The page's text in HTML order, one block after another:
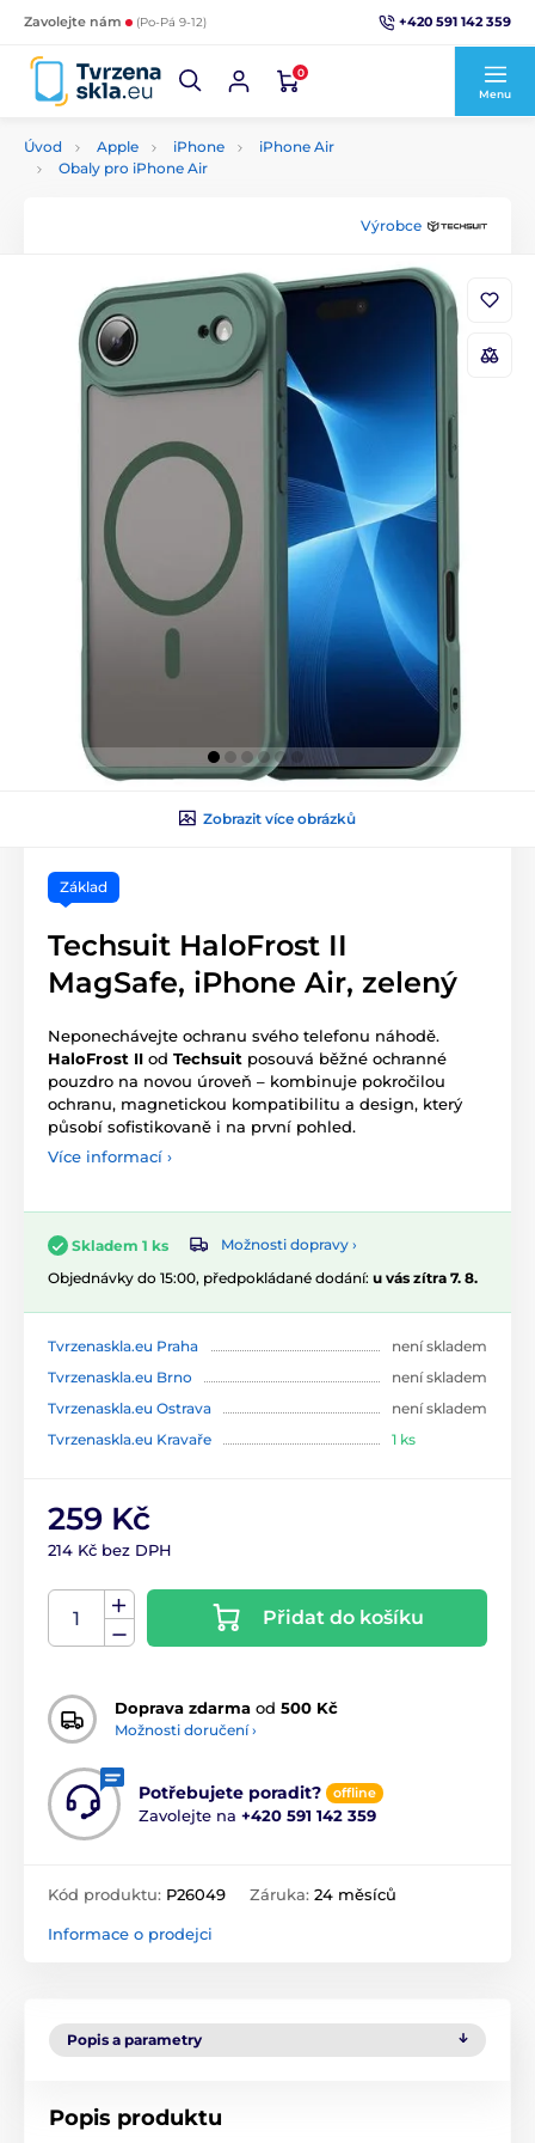
Zavolejte nám (Po-Pá 9-12) +420 591 142 359
0
Menu
Úvod Apple iPhone
iPhone Air
Obaly pro iPhone Air
Výrobce
Zobrazit více obrázků
Základ
Techsuit HaloFrost II
MagSafe, iPhone Air, zelený
Neponechávejte ochranu svého telefonu náhodě.
HaloFrost II od Techsuit posouvá běžné ochranné
pouzdro na novou úroveň – kombinuje pokročilou
ochranu, magnetickou kompatibilitu a design, který
působí sofistikovaně i na první pohled.
Více informací ›
Skladem 1 ks
Možnosti dopravy ›
Objednávky do 15:00, předpokládané dodání: u vás zítra 7. 8.
Tvrzenaskla.eu Praha
není skladem
Tvrzenaskla.eu Brno
není skladem
Tvrzenaskla.eu Ostrava
není skladem
Tvrzenaskla.eu Kravaře
1 ks
259 Kč
214 Kč bez DPH
Přidat do košíku
Doprava zdarma od 500 Kč
Možnosti doručení ›
Potřebujete poradit? offline
Zavolejte na +420 591 142 359
Kód produktu: P26049 Záruka: 24 měsíců
Informace o prodejci
Popis a parametry
Popis produktu